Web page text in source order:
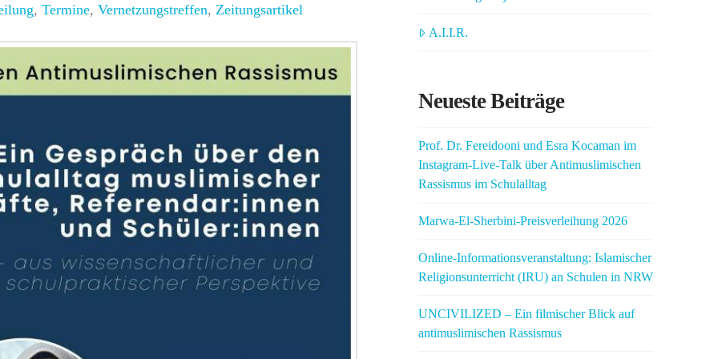
, Termine, Vernetzungstreffen, Zeitungsartikel
A.I.I.R.
Neueste Beiträge
Prof. Dr. Fereidooni und Esra Kocaman im
Instagram-Live-Talk über Antimuslimischen
Rassismus im Schulalltag
Marwa-El-Sherbini-Preisverleihung 2026
Online-Informationsveranstaltung: Islamischer
Religionsunterricht (IRU) an Schulen in NRW
UNCIVILIZED – Ein filmischer Blick auf
antimuslimischen Rassismus